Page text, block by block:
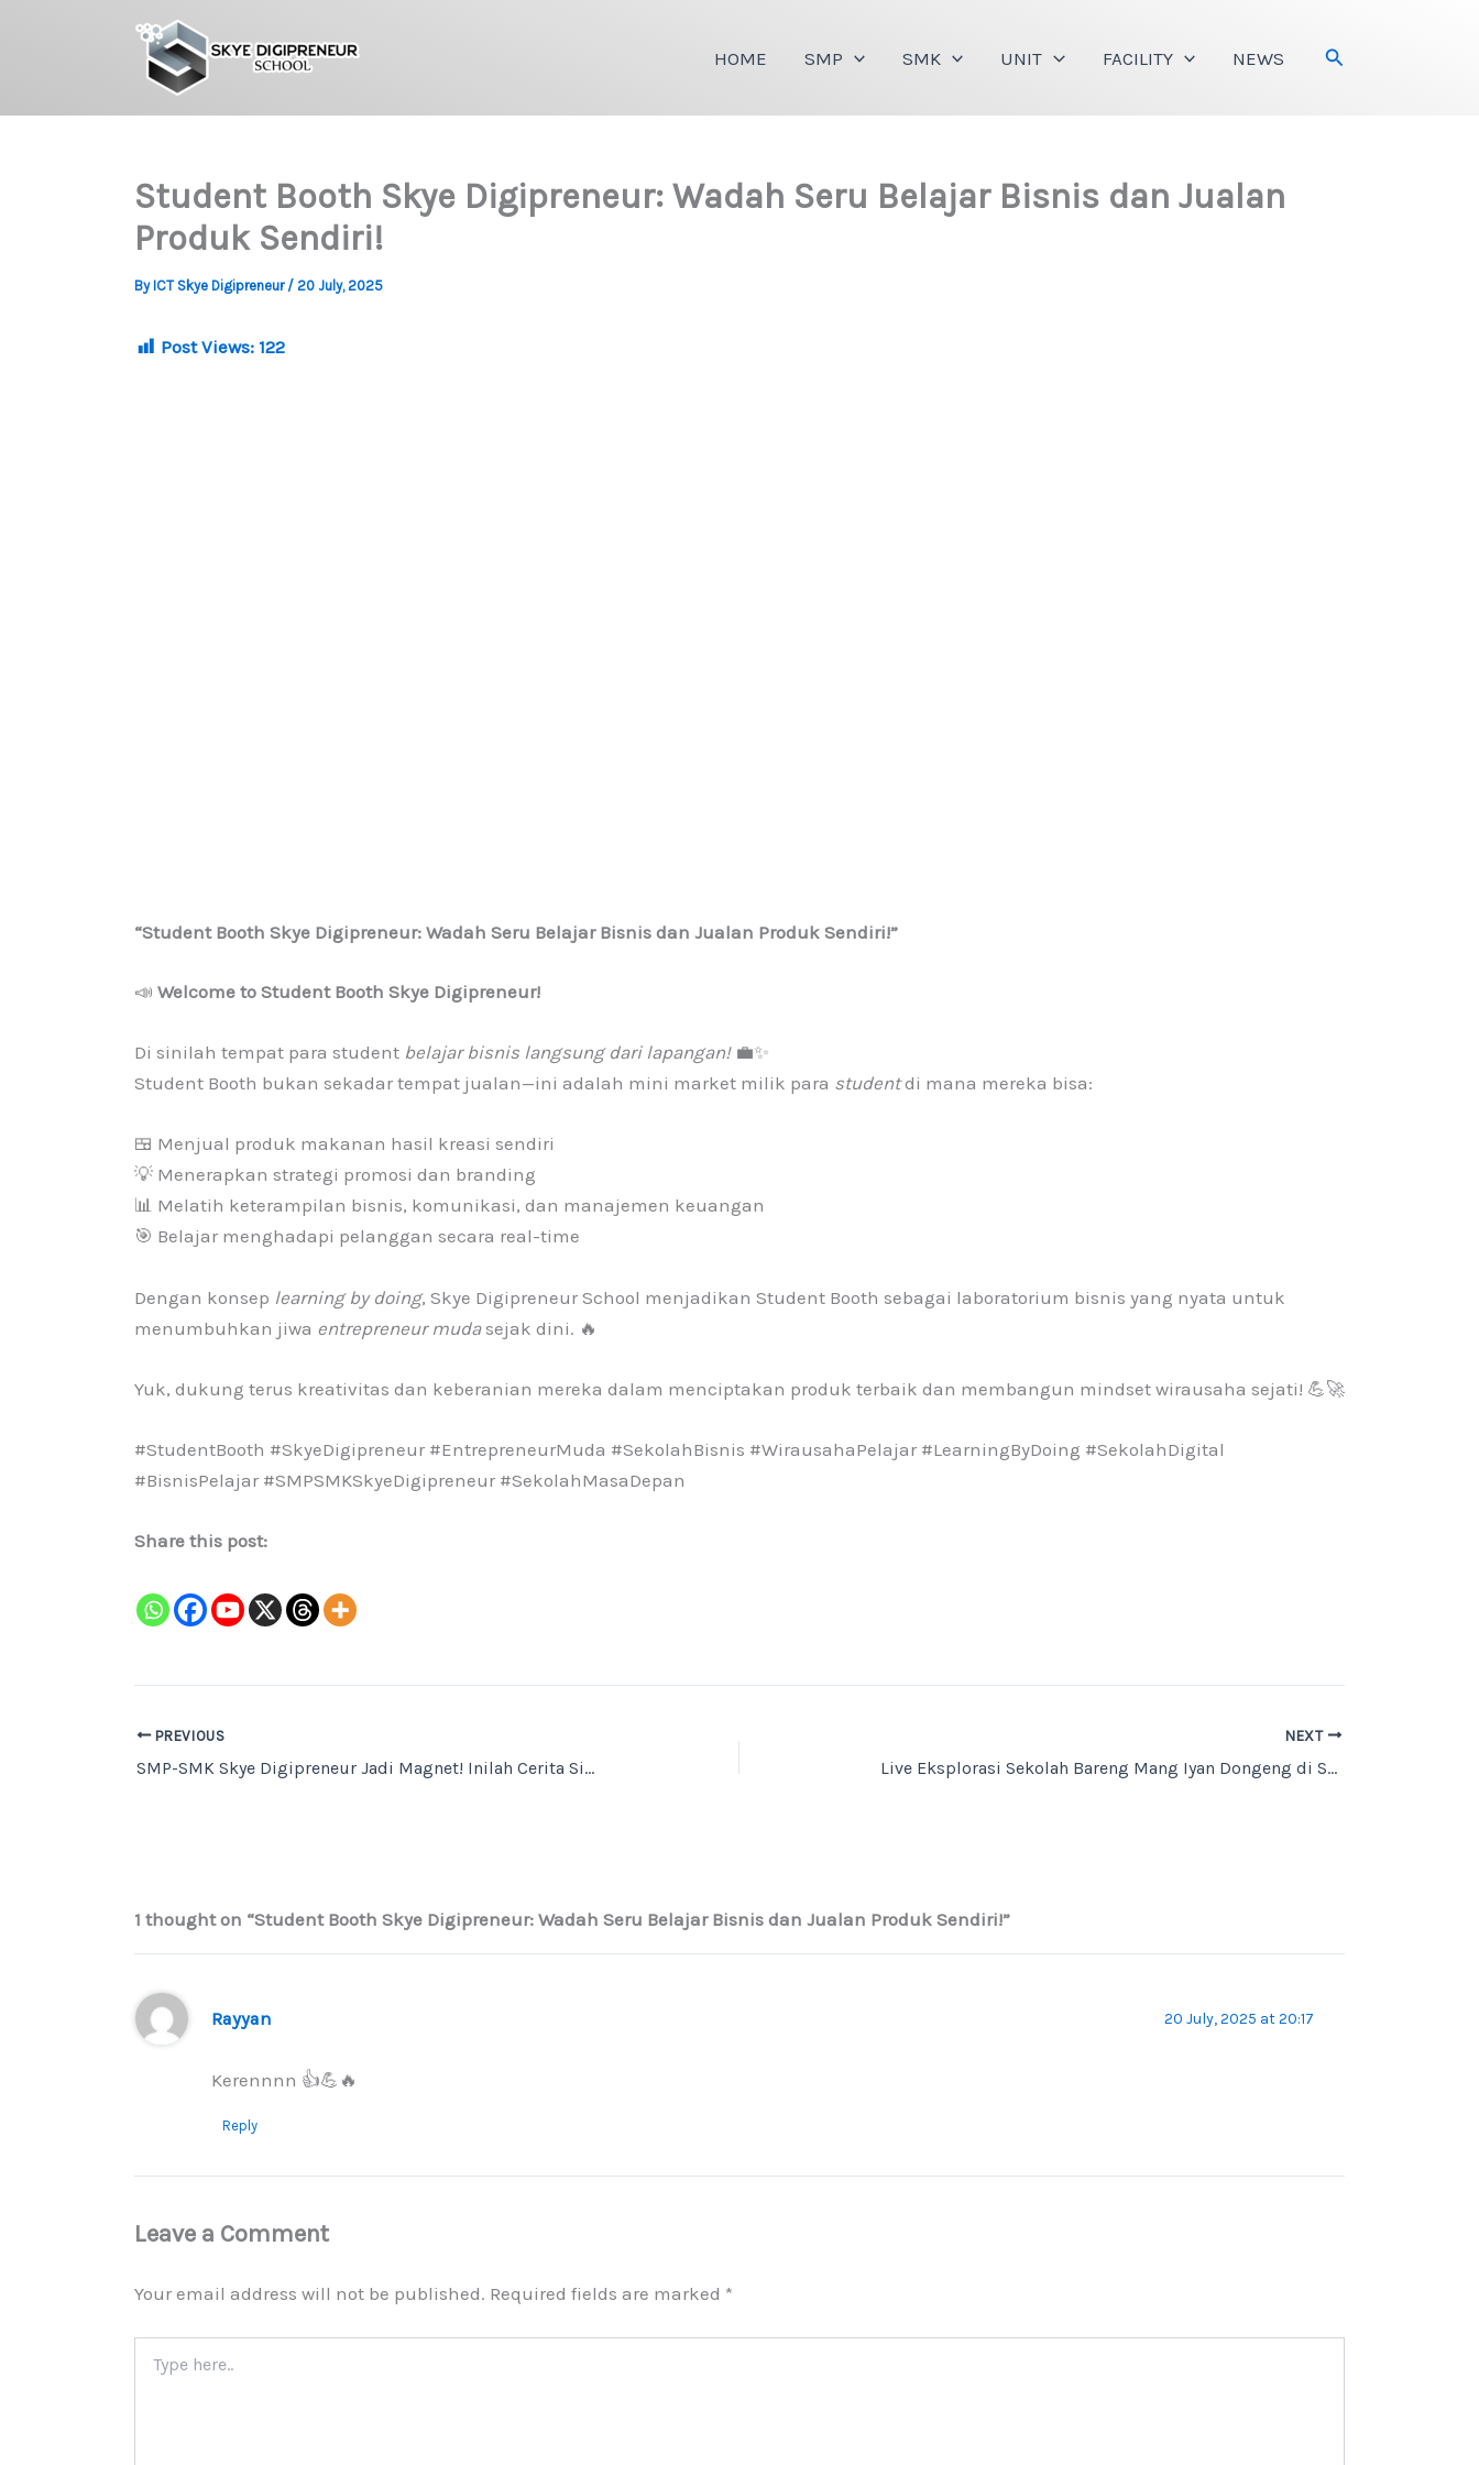
HOME SMP SMK UNIT FACILITY NEWS Search
Student Booth Skye Digipreneur: Wadah Seru Belajar Bisnis dan Jualan
Produk Sendiri!
By ICT Skye Digipreneur / 20 July, 2025
Post Views: 122
“Student Booth Skye Digipreneur: Wadah Seru Belajar Bisnis dan Jualan Produk Sendiri!”
📣 Welcome to Student Booth Skye Digipreneur!
Di sinilah tempat para student belajar bisnis langsung dari lapangan!💼✨
Student Booth bukan sekadar tempat jualan—ini adalah mini market milik para studentdi mana mereka bisa:
🍱 Menjual produk makanan hasil kreasi sendiri
💡 Menerapkan strategi promosi dan branding
📊 Melatih keterampilan bisnis, komunikasi, dan manajemen keuangan
🎯 Belajar menghadapi pelanggan secara real-time
Dengan konsep learning by doing, Skye Digipreneur School menjadikan Student Booth sebagai laboratorium bisnis yang nyata untuk
menumbuhkan jiwa entrepreneur mudasejak dini. 🔥
Yuk, dukung terus kreativitas dan keberanian mereka dalam menciptakan produk terbaik dan membangun mindset wirausaha sejati! 💪🚀
#StudentBooth #SkyeDigipreneur #EntrepreneurMuda #SekolahBisnis #WirausahaPelajar #LearningByDoing #SekolahDigital
#BisnisPelajar #SMPSMKSkyeDigipreneur #SekolahMasaDepan
Share this post:
PREVIOUS
SMP-SMK Skye Digipreneur Jadi Magnet! Inilah Cerita Siswa Baru dari Luar Bandung
NEXT
Live Eksplorasi Sekolah Bareng Mang Iyan Dongeng di SMP-SMK Skye Digipreneur, Senin 21 Juli 2025!
1 thought on “Student Booth Skye Digipreneur: Wadah Seru Belajar Bisnis dan Jualan Produk Sendiri!”
Rayyan 20 July, 2025 at 20:17
Kerennnn 👍💪🔥
Reply
Leave a Comment
Your email address will not be published. Required fields are marked *
here..